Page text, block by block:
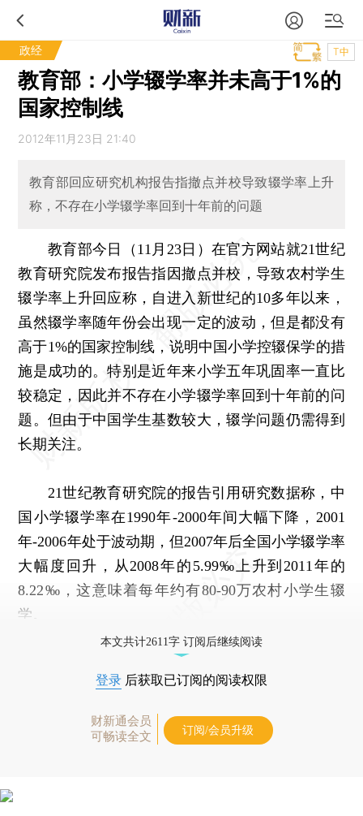
政经 T中
教育部：小学辍学率并未高于1%的
国家控制线
2012年11月23日 21:40
教育部回应研究机构报告指撤点并校导致辍学率上升
称，不存在小学辍学率回到十年前的问题
教育部今日（11月23日）在官方网站就21世纪
教育研究院发布报告指因撤点并校，导致农村学生
辍学率上升回应称，自进入新世纪的10多年以来，
虽然辍学率随年份会出现一定的波动，但是都没有
高于1%的国家控制线，说明中国小学控辍保学的措
施是成功的。特别是近年来小学五年巩固率一直比
较稳定，因此并不存在小学辍学率回到十年前的问
题。但由于中国学生基数较大，辍学问题仍需得到
长期关注。
21世纪教育研究院的报告引用研究数据称，中
国小学辍学率在1990年-2000年间大幅下降，2001
年-2006年处于波动期，但2007年后全国小学辍学率
大幅度回升，从2008年的5.99‰上升到2011年的
8.22‰，这意味着每年约有80-90万农村小学生辍
学。
本文共计2611字 订阅后继续阅读
登录 后获取已订阅的阅读权限
财新通会员
可畅读全文
订阅/会员升级